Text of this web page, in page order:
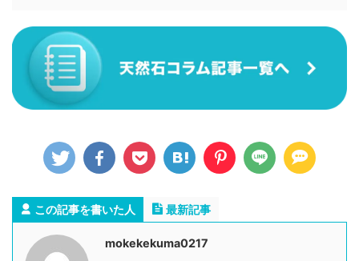
この記事を書いた人 最新記事
mokekekuma0217